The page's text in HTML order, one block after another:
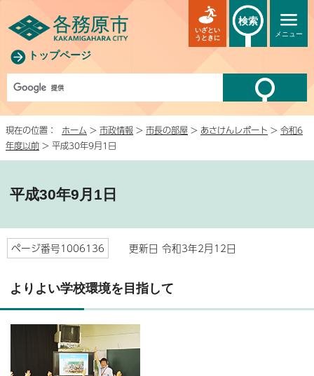
トップページ
メニュー
いざとい
うときに
検索
現在の位置： ホーム > 市政情報 > 市長の部屋 > あさけんレポート > 令和6
年度以前 > 平成30年9月1日
平成30年9月1日
ページ番号1006136 更新日 令和3年2月12日
よりよい学校環境を目指して